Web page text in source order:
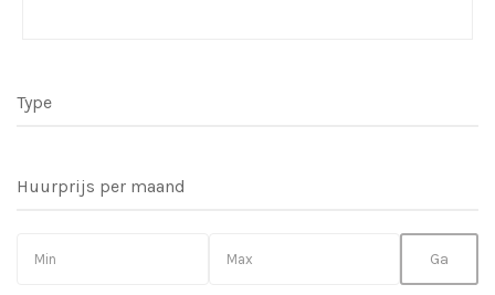
Type
Huurprijs per maand